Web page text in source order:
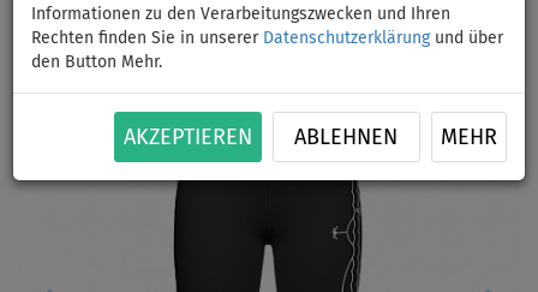
Informationen zu den Verarbeitungszwecken und Ihren
Rechten finden Sie in unserer Datenschutzerklärungund über
den Button Mehr.
AKZEPTIEREN ABLEHNEN MEHR
Previous Next